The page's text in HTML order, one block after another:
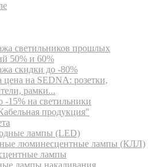
светильников прошлых
50% и 60%
скидки до -80%
на SEDNA: розетки,
рамки...
-15% на светильники
продукция"
лампы (LED)
люминесцентные лампы (КЛЛ)
лампы
лампы накаливания